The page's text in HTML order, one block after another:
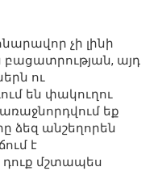
չի լինի
այդ
ու
են փակուղու
եք
ձեզ անշեղորեն
է
մշտապես